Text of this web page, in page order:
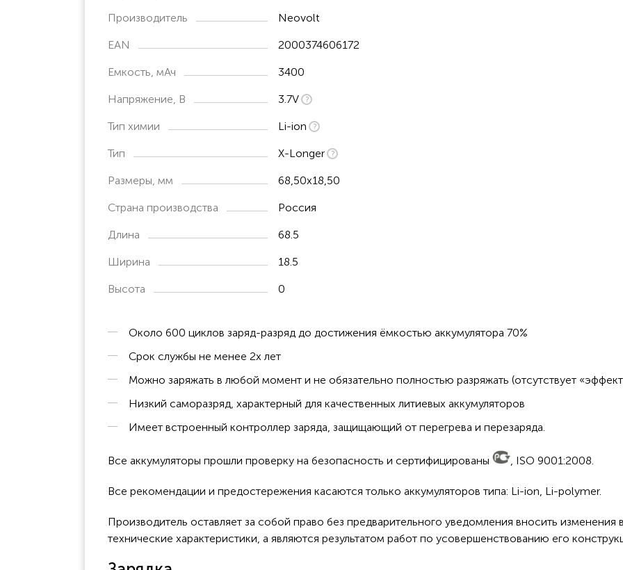
60101-0302 FLIR i7 with POS display
Производитель Neovolt
EAN 2000374606172
Емкость, мАч 3400
Напряжение, В 3.7V
Тип химии Li-ion
Тип X-Longer
Размеры, мм 68,50x18,50
Страна производства Россия
Длина 68.5
Ширина 18.5
Высота 0
Около 600 циклов заряд-разряд до достижения ёмкостью аккумулятора 70%
Срок службы не менее 2х лет
Можно заряжать в любой момент и не обязательно полностью разряжать (отсутствует
Низкий саморазряд, характерный для качественных литиевых аккумуляторов
Имеет встроенный контроллер заряда, защищающий от перегрева и перезаряда.
Все аккумуляторы прошли проверку на безопасность и сертифицированы , ISO 9001:2008.
Все рекомендации и предостережения касаются только аккумуляторов типа: Li-ion, Li-polymer.
Производитель оставляет за собой право без предварительного уведомления вносить изменения
технические характеристики, а являются результатом работ по усовершенствованию его